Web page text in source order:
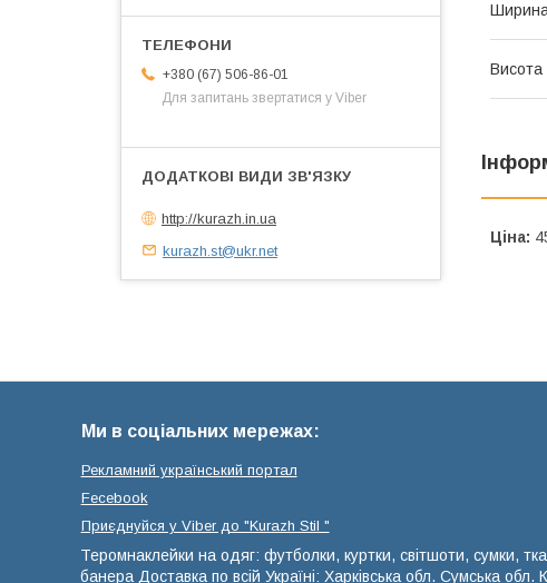
Висота
Ціна:
+380 (67) 506-86-01
Для запитань звертатися у Viber
http://kurazh.in.ua
kurazh.st@ukr.net
Ми в соціальних мережах:
Рекламний український портал
Fecebook
Приєднуйся у Viber до ⁨"Kurazh Stil "
Теромнаклейки на одяг: футболки, куртки, світшоти, сумки,
банера Доставка по всій Україні: Харківська обл. Сумська